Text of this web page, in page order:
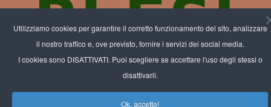
Utilizziamo cookies per garantire il corretto funzionamento del sito, analizzare
il nostro traffico e, ove previsto, fornire i servizi dei social media.
I cookies sono DISATTIVATI. Puoi scegliere se accettare l'uso degli stessi o
disattivarli.
Ok, accetto!